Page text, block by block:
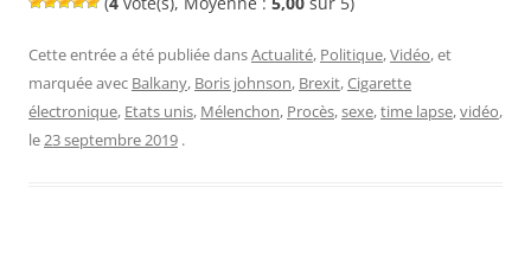
Cette entrée a été publiée dansActualité, Politique,Vidéo, et
marquée avec Balkany, Boris johnson, Brexit,Cigarette
électronique, Etats unis, Mélenchon, Procès,sexe,time lapse,vidéo,
le23 septembre 2019 .